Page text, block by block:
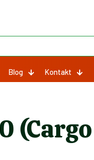
Blog Kontakt